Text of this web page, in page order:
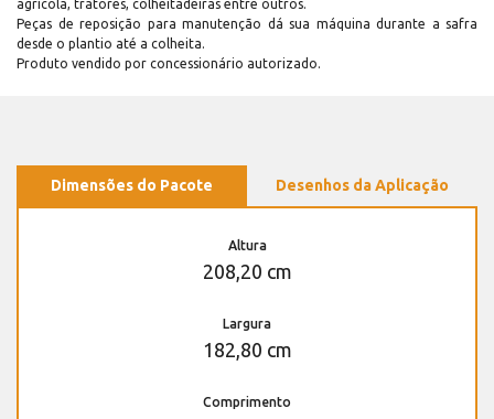
agrícola, tratores, colheitadeiras entre outros.
Peças de reposição para manutenção dá sua máquina durante a safra
desde o plantio até a colheita.
Produto vendido por concessionário autorizado.
Dimensões do Pacote Desenhos da Aplicação
Altura
208,20 cm
Largura
182,80 cm
Comprimento